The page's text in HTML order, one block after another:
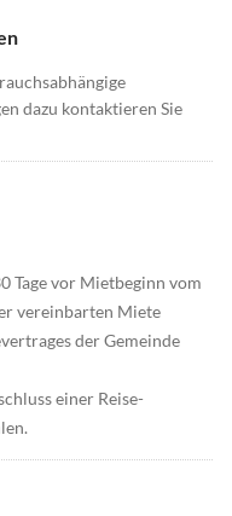
dazu kontaktieren Sie
Tage vor Mietbeginn vom
vereinbarten Miete
der Gemeinde
einer Reise-